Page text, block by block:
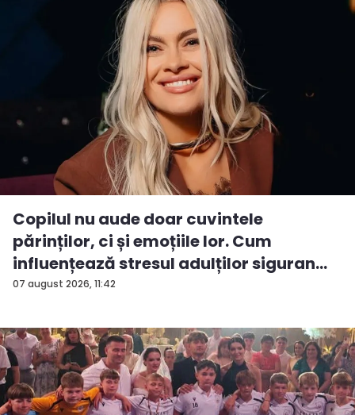
07 august 2026, 11:42
Copilul nu aude doar cuvintele
părinților, ci și emoțiile lor. Cum
influențează stresul adulților siguran...